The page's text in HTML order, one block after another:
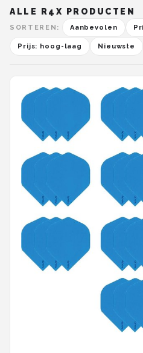
ALLE R4X PRODUCTEN
SORTEREN: Aanbevolen
Prijs: hoog-laag Nieuwste